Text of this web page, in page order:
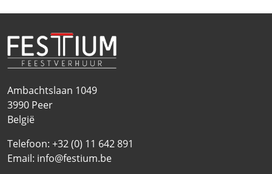
Ambachtslaan 1049
3990 Peer
België
Telefoon: +32 (0) 11 642 891
Email: info@festium.be